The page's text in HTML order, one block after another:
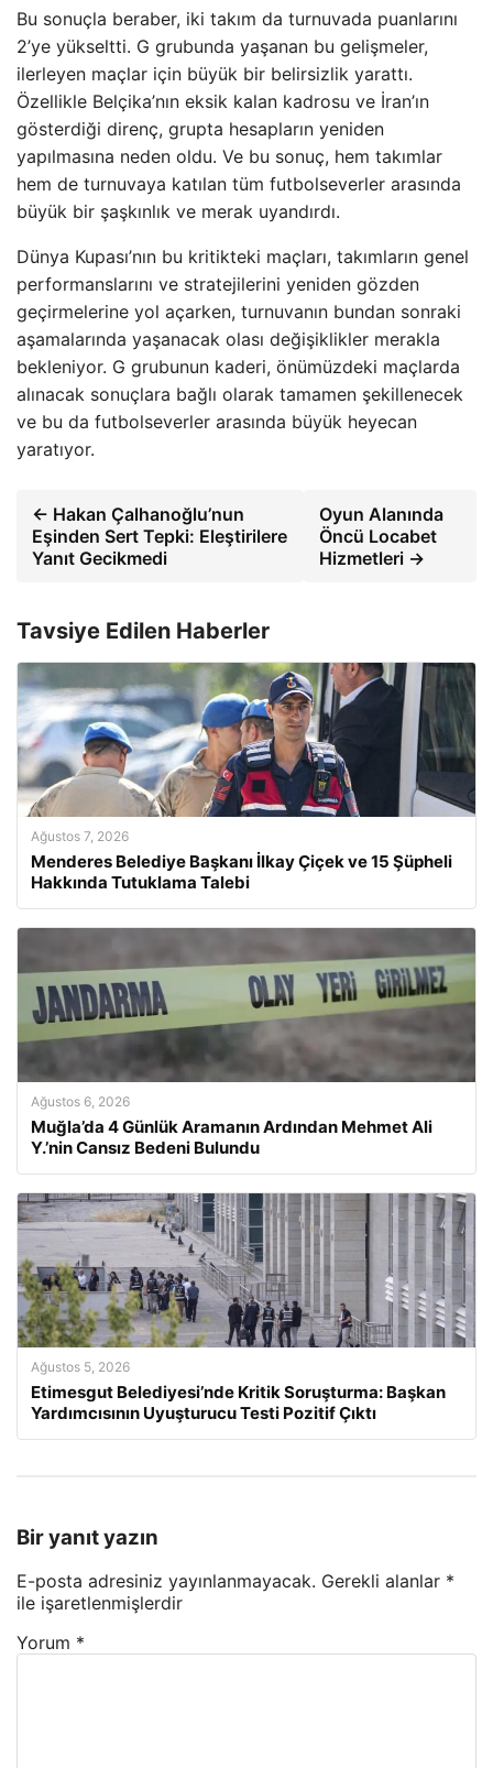
Bu sonuçla beraber, iki takım da turnuvada puanlarını
2’ye yükseltti. G grubunda yaşanan bu gelişmeler,
ilerleyen maçlar için büyük bir belirsizlik yarattı.
Özellikle Belçika’nın eksik kalan kadrosu ve İran’ın
gösterdiği direnç, grupta hesapların yeniden
yapılmasına neden oldu. Ve bu sonuç, hem takımlar
hem de turnuvaya katılan tüm futbolseverler arasında
büyük bir şaşkınlık ve merak uyandırdı.
Dünya Kupası’nın bu kritikteki maçları, takımların genel
performanslarını ve stratejilerini yeniden gözden
geçirmelerine yol açarken, turnuvanın bundan sonraki
aşamalarında yaşanacak olası değişiklikler merakla
bekleniyor. G grubunun kaderi, önümüzdeki maçlarda
alınacak sonuçlara bağlı olarak tamamen şekillenecek
ve bu da futbolseverler arasında büyük heyecan
yaratıyor.
← Hakan Çalhanoğlu’nun
Eşinden Sert Tepki: Eleştirilere
Yanıt Gecikmedi
Oyun Alanında
Öncü Locabet
Hizmetleri →
Tavsiye Edilen Haberler
Ağustos 7, 2026
Menderes Belediye Başkanı İlkay Çiçek ve 15 Şüpheli
Hakkında Tutuklama Talebi
Ağustos 6, 2026
Muğla’da 4 Günlük Aramanın Ardından Mehmet Ali
Y.’nin Cansız Bedeni Bulundu
Ağustos 5, 2026
Etimesgut Belediyesi’nde Kritik Soruşturma: Başkan
Yardımcısının Uyuşturucu Testi Pozitif Çıktı
Bir yanıt yazın
E-posta adresiniz yayınlanmayacak. Gerekli alanlar *
ile işaretlenmişlerdir
Yorum *